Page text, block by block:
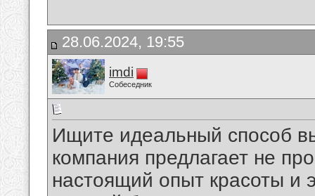
28.06.2024, 19:55
imdi
Собеседник
Ищите идеальный способ
компания предлагает не
настоящий опыт красоты и